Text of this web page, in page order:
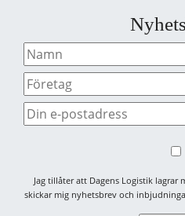
Jag tillåter att Dagens Logistik lagrar
skickar mig nyhetsbrev och